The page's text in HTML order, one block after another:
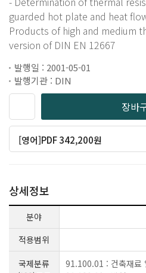
guarded hot plate and heat
Products of high and medium
version of DIN EN 12667
발행일 : 2001-05-01
발행기관 : DIN
장바
[영어]PDF 342,200원
상세정보
분야
적용범위
국제분류
91.100.01 : 건축재료